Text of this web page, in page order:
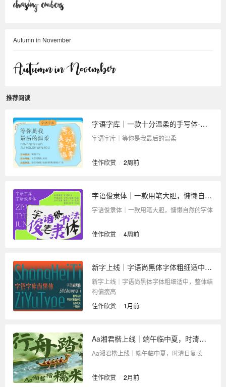
Autumn in November
推荐阅读
字语字库｜一款十分温柔的手写体-等你是我最后的温柔
字语字库｜等你是我最后的温柔
佳作欣赏 2周前
字语俊隶体｜一款用笔大胆，慵懒自然的字体
字语俊隶体｜一款用笔大胆，慵懒自然的字体
佳作欣赏 4周前
新字上线｜字语尚黑体字体粗细适中，整体结构偏瘦高
新字上线｜字语尚黑体字体粗细适中，整体结
构偏瘦高
佳作欣赏
1月前
Aa湘君楷上线｜端午临中夏，时清日复长
Aa湘君楷上线｜端午临中夏，时清日复长
佳作欣赏 2月前